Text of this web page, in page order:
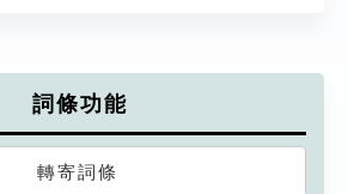
詞條功能
轉寄詞條